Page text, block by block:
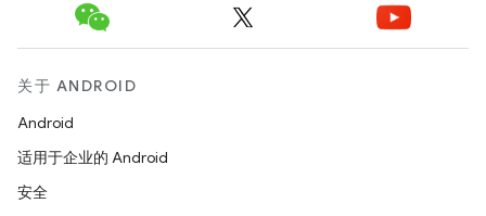
关于 ANDROID
Android
适用于企业的 Android
安全